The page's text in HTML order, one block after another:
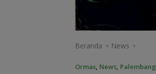
Beranda News
Ormas, News, Palembang